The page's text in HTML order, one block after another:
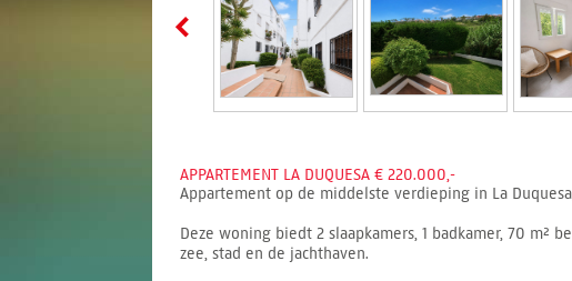
APPARTEMENT LA DUQUESA € 220.000,-
Appartement op de middelste verdieping in La
Deze woning biedt 2 slaapkamers, 1 badkamer, 70 m²
zee, stad en de jachthaven.